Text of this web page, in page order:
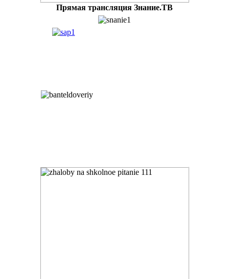
Прямая трансляция Знание.ТВ